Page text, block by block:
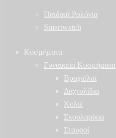
Παιδικά Ρολόγια
Smartwatch
Κοσμήματα
Γυναικεία Κοσμήματα
Βραχιόλια
Δαχτυλίδια
Κολιέ
Σκουλαρίκια
Σταυροί